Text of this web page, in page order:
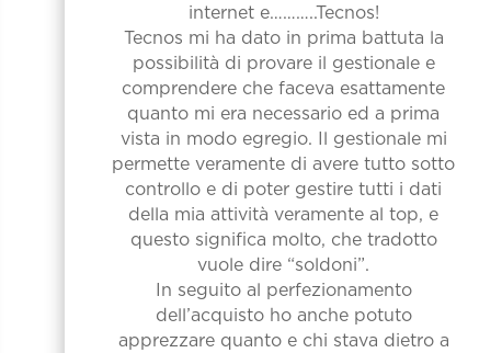
internet e………..Tecnos!
Tecnos mi ha dato in prima battuta la
possibilità di provare il gestionale e
comprendere che faceva esattamente
quanto mi era necessario ed a prima
vista in modo egregio. Il gestionale mi
permette veramente di avere tutto sotto
controllo e di poter gestire tutti i dati
della mia attività veramente al top, e
questo significa molto, che tradotto
vuole dire “soldoni”.
In seguito al perfezionamento
dell’acquisto ho anche potuto
apprezzare quanto e chi stava dietro a